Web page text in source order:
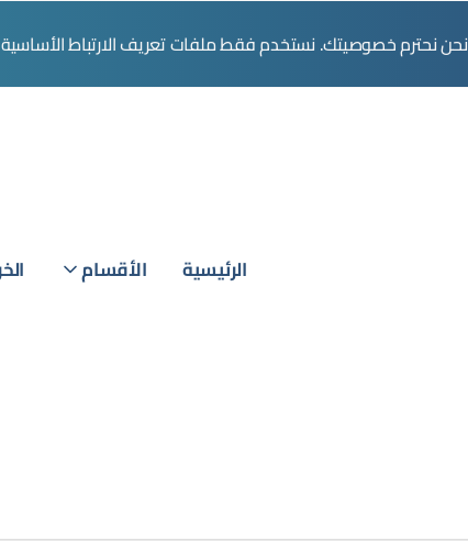
الرئيسية الأقسام
.نحن نحترم خصوصيتك. نستخدم فقط ملفات تعريف الارتباط